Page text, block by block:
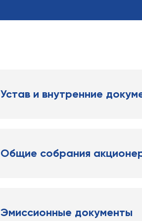
Устав и внутренние
Общие собрания
Эмиссионные документы